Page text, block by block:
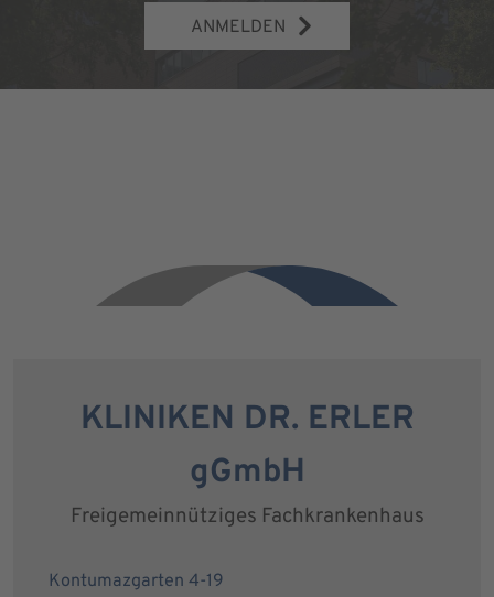
ANMELDEN
KLINIKEN DR. ERLER
gGmbH
Freigemeinnütziges Fachkrankenhaus
Kontumazgarten 4-19